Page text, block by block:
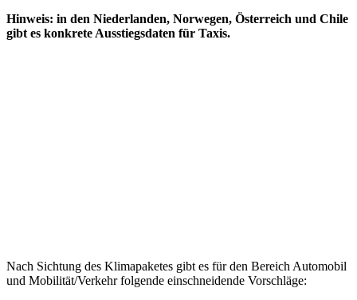
Hinweis: in den Niederlanden, Norwegen, Österreich und Chile
gibt es konkrete Ausstiegsdaten für Taxis.
Nach Sichtung des Klimapaketes gibt es für den Bereich Automobil
und Mobilität/Verkehr folgende einschneidende Vorschläge: